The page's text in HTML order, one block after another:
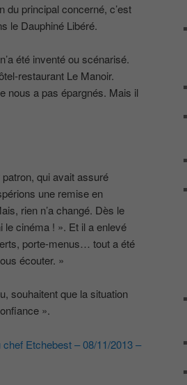
du principal concerné, c’est
le Dauphiné Libéré.
été inventé ou scénarisé.
restaurant Le Manoir.
nous a pas épargnés. Mais il
qui avait assuré
une remise en
rien n’a changé. Dès le
le cinéma ! ». Et il a enlevé
porte-menus… tout a été
écouter. »
souhaitent que la situation
».
Etchebest – 08/11/2013 –